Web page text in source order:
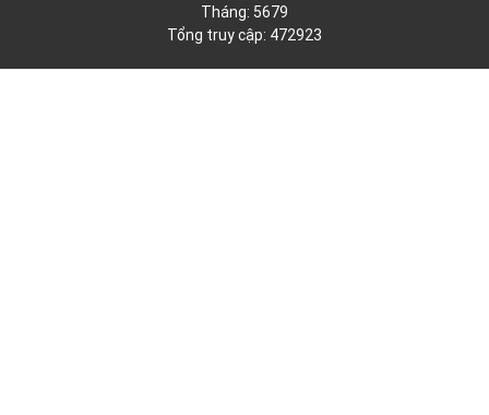
Tháng: 5679
Tổng truy cập: 472923